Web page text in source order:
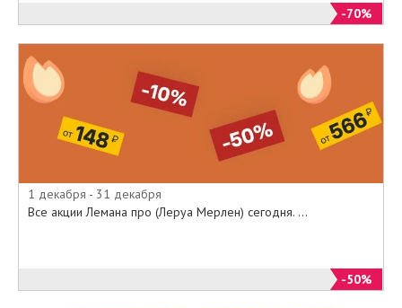
• Краски
• Сантехника
• Мебель
• Смесители для ванны и кухни
• Газонокосилки
• Шлифмашины
• Снегоуборщики
• Перфораторы
• Дрели
• Лобзики
• Циркулярные пилы
-70%
1 декабря - 31 декабря
Все акции Лемана про (Леруа Мерлен) сегодня. ...
-50%